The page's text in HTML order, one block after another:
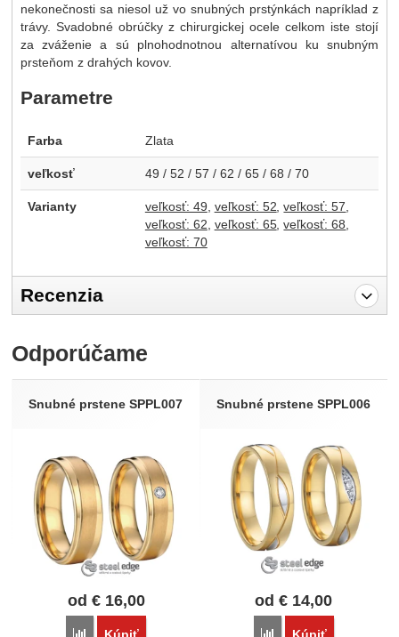
nekonečnosti sa niesol už vo snubných prstýnkách napríklad z
trávy. Svadobné obrúčky z chirurgickej ocele celkom iste stojí
za zváženie a sú plnohodnotnou alternatívou ku snubným
prsteňom z drahých kovov.
Parametre
Farba Zlata
veľkosť 49 / 52 / 57 / 62 / 65 / 68 / 70
Varianty veľkosť: 49 veľkosť: 52 veľkosť: 57
veľkosť: 62 veľkosť: 65 veľkosť: 68
veľkosť: 70
Recenzia
Recenzia
Odporúčame
Snubné prstene SPPL007
od €16,00
Porovnať
Snubné prstene SPPL006
od€ 14,00
Porovnať